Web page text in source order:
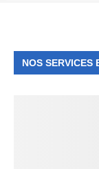
NOS SERVICES